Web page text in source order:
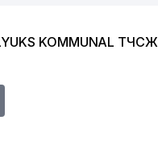
KOMMUNAL ТЧСЖ